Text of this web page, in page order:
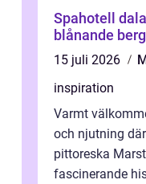
Spahotell dalarna
blånande
15 juli 2026
inspiration
Varmt
och njutning
pittoreska
fascinerande